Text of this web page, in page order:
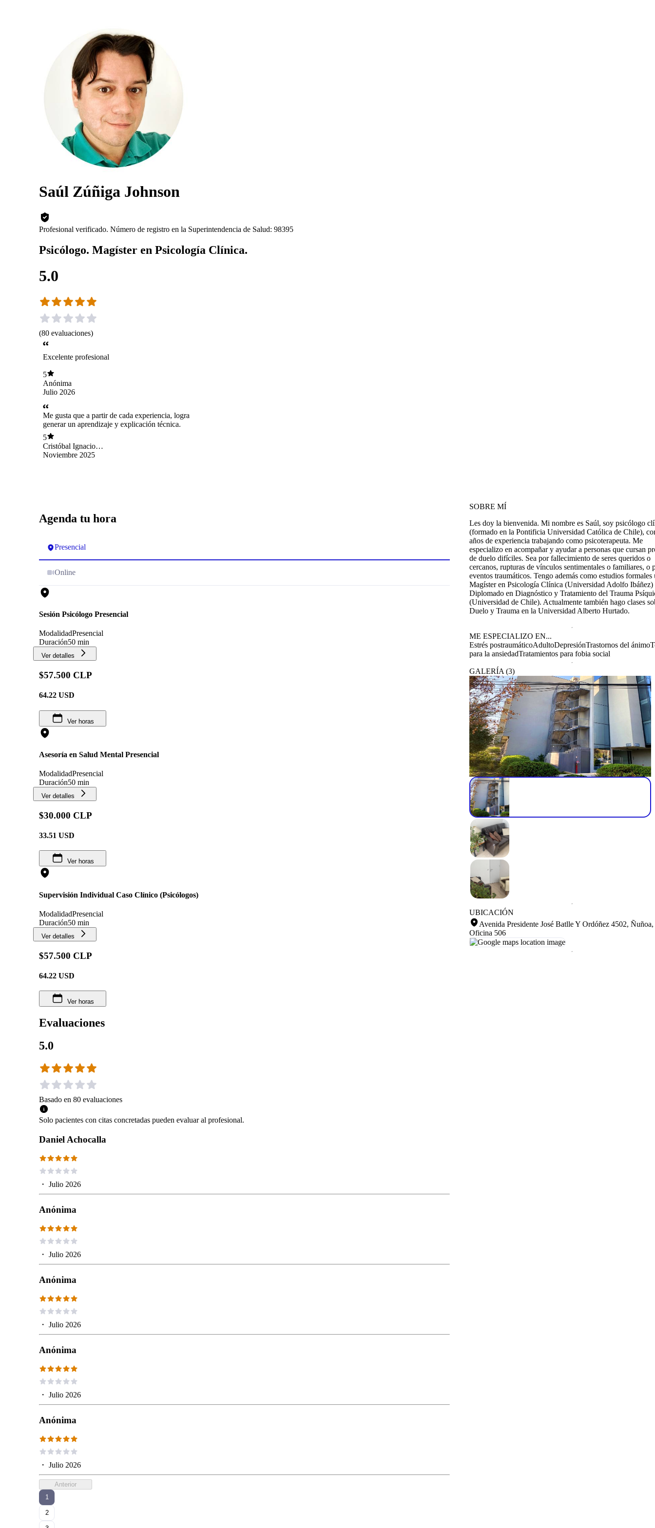
Saúl Zúñiga Johnson
Profesional verificado. Número de registro en la Superintendencia de Salud: 98395
Psicólogo. Magíster en Psicología Clínica.
5.0
(80 evaluaciones)
Excelente profesional
5
Anónima
Julio 2026
Me gusta que a partir de cada experiencia, logra
generar un aprendizaje y explicación técnica.
5
Cristóbal Ignacio
Rojas Aros
Noviembre 2025
Agenda tu hora
Presencial
Online
Sesión Psicólogo Presencial
ModalidadPresencial
Duración50 min
Ver detalles
$57.500 CLP
64.22 USD
Ver horas
Asesoría en Salud Mental Presencial
ModalidadPresencial
Duración50 min
Ver detalles
$30.000 CLP
33.51 USD
Ver horas
Supervisión Individual Caso Clínico (Psicólogos)
ModalidadPresencial
Duración50 min
Ver detalles
$57.500 CLP
64.22 USD
Ver horas
Evaluaciones
5.0
Basado en 80 evaluaciones
Solo pacientes con citas concretadas pueden evaluar al profesional.
Daniel Achocalla
・ Julio 2026
Anónima
・ Julio 2026
Anónima
・ Julio 2026
Anónima
・ Julio 2026
Anónima
・ Julio 2026
Anterior
1
2
SOBRE MÍ
Les doy la bienvenida. Mi nombre es Saúl, soy psicólogo
(formado en la Pontificia Universidad Católica de Chile),
años de experiencia trabajando como psicoterapeuta. Me
especializo en acompañar y ayudar a personas que cursan
de duelo difíciles. Sea por fallecimiento de seres queridos o
cercanos, rupturas de vínculos sentimentales o familiares, o
eventos traumáticos. Tengo además como estudios formales
Magíster en Psicología Clínica (Universidad Adolfo Ibáñez)
Diplomado en Diagnóstico y Tratamiento del Trauma
(Universidad de Chile). Actualmente también hago clases
Duelo y Trauma en la Universidad Alberto Hurtado.
ME ESPECIALIZO EN...
Estrés postraumáticoAdultoDepresiónTrastornos del ánimo
para la ansiedadTratamientos para fobia social
GALERÍA (3)
UBICACIÓN
Avenida Presidente José Batlle Y Ordóñez 4502,
Oficina 506